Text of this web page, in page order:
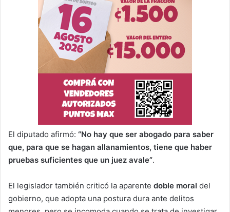
El diputado afirmó: “No hay que ser abogado para saber
que, para que se hagan allanamientos, tiene que haber
pruebas suficientes que un juez avale”.
El legislador también criticó la aparente doble moral del
gobierno, que adopta una postura dura ante delitos